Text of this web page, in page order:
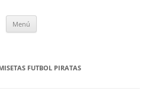
Menú
FUTBOL PIRATAS